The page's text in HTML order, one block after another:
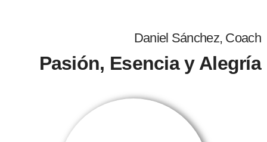
Daniel Sánchez, Coach
Pasión, Esencia y Alegría